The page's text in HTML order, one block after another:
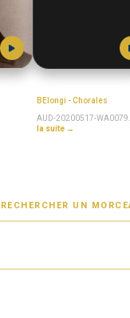
BElongi - Chorales
AUD-20200517-WA0079.
la suite →
RECHERCHER UN